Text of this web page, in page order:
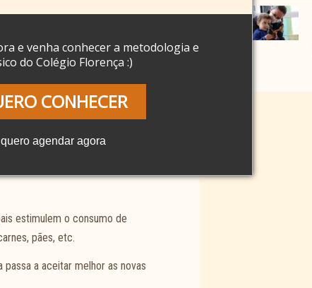
e venha conhecer a metodologia e
do Colégio Florença :)
CONHECER
quero agendar agora
olho no rótulo. Alguns alimentos
atingir a quantidade máxima
açúcar, por isso, tome cuidado
estimulem o consumo de
pães, etc.
a aceitar melhor as novas